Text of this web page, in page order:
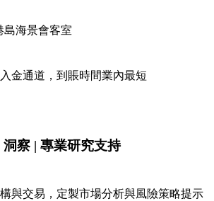
島海景會客室
金通道，到賬時間業內最短
察 | 專業研究支持
與交易，定製市場分析與風險策略提示